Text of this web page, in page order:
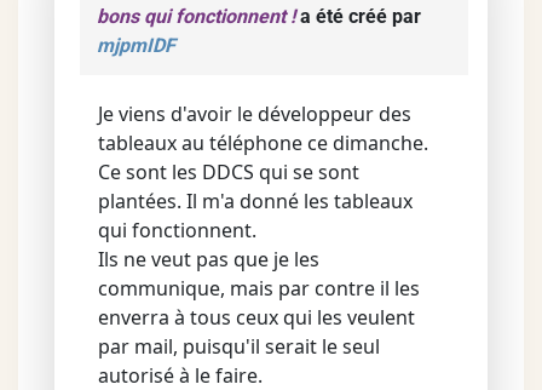
bons qui fonctionnent !a été créé par
mjpmIDF
Je viens d'avoir le développeur des
tableaux au téléphone ce dimanche.
Ce sont les DDCS qui se sont
plantées. Il m'a donné les tableaux
qui fonctionnent.
Ils ne veut pas que je les
communique, mais par contre il les
enverra à tous ceux qui les veulent
par mail, puisqu'il serait le seul
autorisé à le faire.